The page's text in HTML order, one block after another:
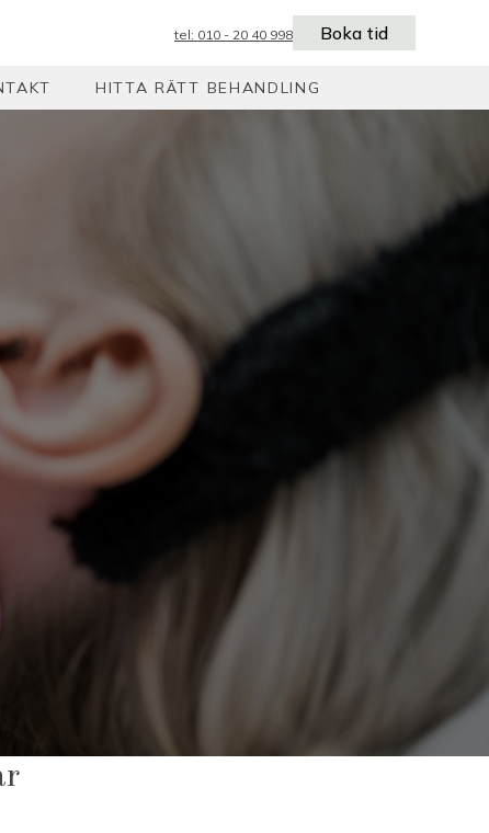
tel: 010 - 20 40 998 Boka tid
HITTA RÄTT BEHANDLING